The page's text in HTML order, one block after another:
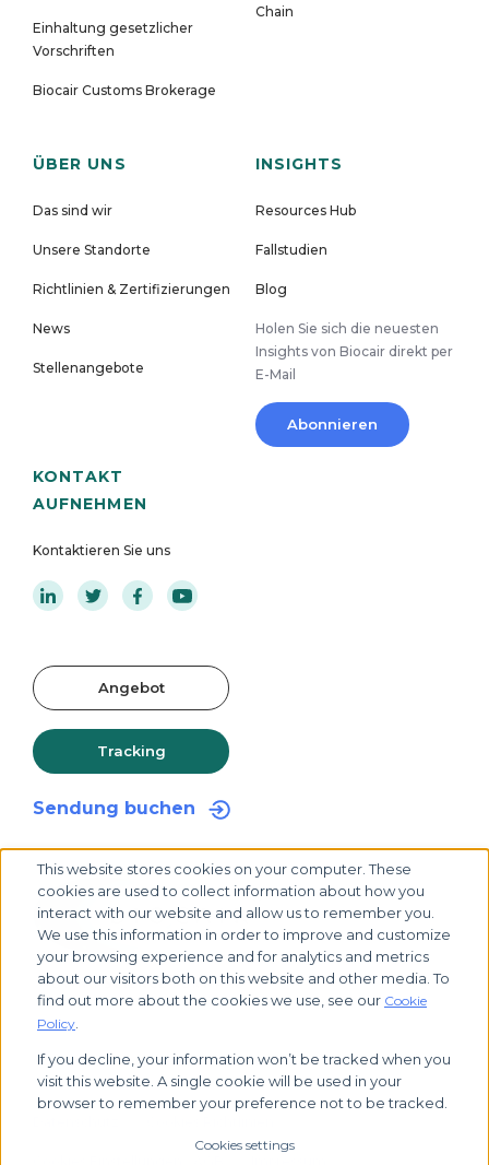
This website stores cookies on your computer. These
cookies are used to collect information about how you
interact with our website and allow us to remember you.
We use this information in order to improve and customize
your browsing experience and for analytics and metrics
about our visitors both on this website and other media. To
find out more about the cookies we use, see our Cookie
Policy
If you decline, your information won’t be tracked when you
visit this website. A single cookie will be used in your
browser to remember your preference not to be tracked.
Cookies settings
Einhaltung gesetzlicher
Vorschriften
Biocair Customs Brokerage
Chain
ÜBER UNS
Das sind wir
Unsere Standorte
Richtlinien & Zertifizierungen
News
Stellenangebote
INSIGHTS
Resources Hub
Fallstudien
Blog
Holen Sie sich die neuesten
Insights von Biocair direkt per
E-Mail
Abonnieren
KONTAKT
AUFNEHMEN
Kontaktieren Sie uns
Angebot
Tracking
Sendung buchen
© 2026 Biocair, alle Rechte vorbehalten.